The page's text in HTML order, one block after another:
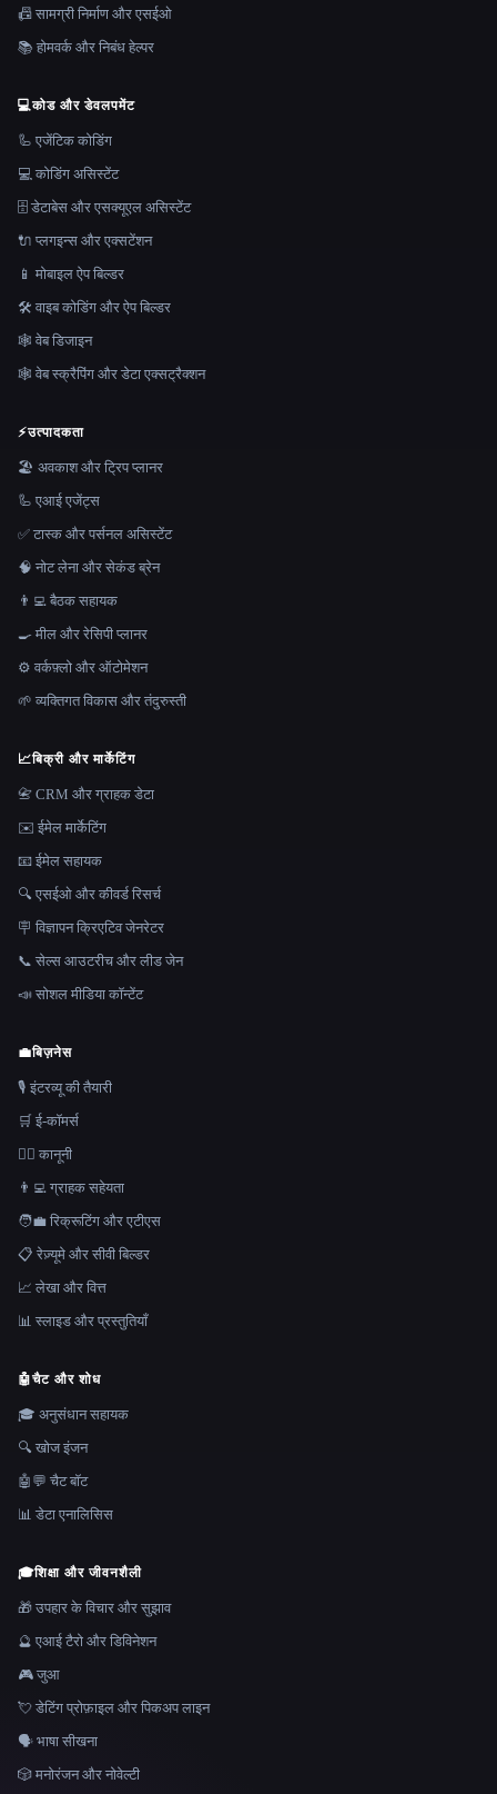
📠 सामग्री निर्माण और एसईओ
📚 होमवर्क और निबंध हेल्पर
💻कोड और डेवलपमेंट
🦾 एजेंटिक कोडिंग
💻 कोडिंग असिस्टेंट
🗄️ डेटाबेस और एसक्यूएल असिस्टेंट
🔌 प्लगइन्स और एक्सटेंशन
📱 मोबाइल ऐप बिल्डर
🛠️ वाइब कोडिंग और ऐप बिल्डर
🕸 वेब डिजाइन
🕸️ वेब स्क्रैपिंग और डेटा एक्सट्रैक्शन
⚡उत्पादकता
🏖 अवकाश और ट्रिप प्लानर
🦾 एआई एजेंट्स
✅ टास्क और पर्सनल असिस्टेंट
🧠 नोट लेना और सेकंड ब्रेन
👨‍💻 बैठक सहायक
🍳 मील और रेसिपी प्लानर
⚙️ वर्कफ़्लो और ऑटोमेशन
🌱 व्यक्तिगत विकास और तंदुरुस्ती
📈बिक्री और मार्केटिंग
📇 CRM और ग्राहक डेटा
✉️ ईमेल मार्केटिंग
📧 ईमेल सहायक
🔍 एसईओ और कीवर्ड रिसर्च
🪧 विज्ञापन क्रिएटिव जेनरेटर
📞 सेल्स आउटरीच और लीड जेन
📣 सोशल मीडिया कॉन्टेंट
💼बिज़नेस
🎙️ इंटरव्यू की तैयारी
🛒 ई-कॉमर्स
👩‍⚖️ कानूनी
👨‍💻 ग्राहक सहेयता
🧑‍💼 रिक्रूटिंग और एटीएस
📋 रेज़्यूमे और सीवी बिल्डर
📈 लेखा और वित्त
📊 स्लाइड और प्रस्तुतियाँ
🤖चैट और शोध
🎓 अनुसंधान सहायक
🔍 खोज इंजन
🤖💬 चैट बॉट
📊 डेटा एनालिसिस
🎓शिक्षा और जीवनशैली
🎁 उपहार के विचार और सुझाव
🔮 एआई टैरो और डिविनेशन
🎮 जुआ
💘 डेटिंग प्रोफ़ाइल और पिकअप लाइन
🗣️ भाषा सीखना
🎲 मनोरंजन और नोवेल्टी